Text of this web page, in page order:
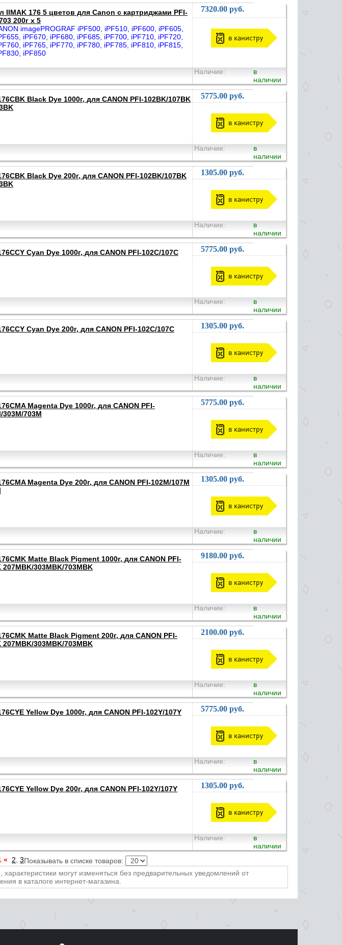
IIMAK 176 5 цветов для Canon с картриджами PFI-
200г х 5
imagePROGRAF iPF500, iPF510, iPF600, iPF605,
iPF670, iPF680, iPF685, iPF700, iPF710, iPF720,
iPF765, iPF770, iPF780, iPF785, iPF810, iPF815,
iPF850
7320.00 руб.
в канистру
Наличие:
в
наличии
Black Dye 1000г, для CANON PFI-102BK/107BK
5775.00 руб.
в канистру
Наличие:
в
наличии
Black Dye 200г, для CANON PFI-102BK/107BK
1305.00 руб.
в канистру
Наличие:
в
наличии
Cyan Dye 1000г, для CANON PFI-102C/107C
5775.00 руб.
в канистру
Наличие:
в
наличии
Cyan Dye 200г, для CANON PFI-102C/107C
1305.00 руб.
в канистру
Наличие:
в
наличии
Magenta Dye 1000г, для CANON PFI-
303M/703M
5775.00 руб.
в канистру
Наличие:
в
наличии
Magenta Dye 200г, для CANON PFI-102M/107M
1305.00 руб.
в канистру
Наличие:
в
наличии
Matte Black Pigment 1000г, для CANON PFI-
207MBK/303MBK/703MBK
9180.00 руб.
в канистру
Наличие:
в
наличии
Matte Black Pigment 200г, для CANON PFI-
207MBK/303MBK/703MBK
2100.00 руб.
в канистру
Наличие:
в
наличии
Yellow Dye 1000г, для CANON PFI-102Y/107Y
5775.00 руб.
в канистру
Наличие:
в
наличии
Yellow Dye 200г, для CANON PFI-102Y/107Y
1305.00 руб.
в канистру
Наличие:
в
наличии
« 2 3Показывать в списке товаров:
могут изменяться без предварительных уведомлений от
в каталоге интернет-магазина.